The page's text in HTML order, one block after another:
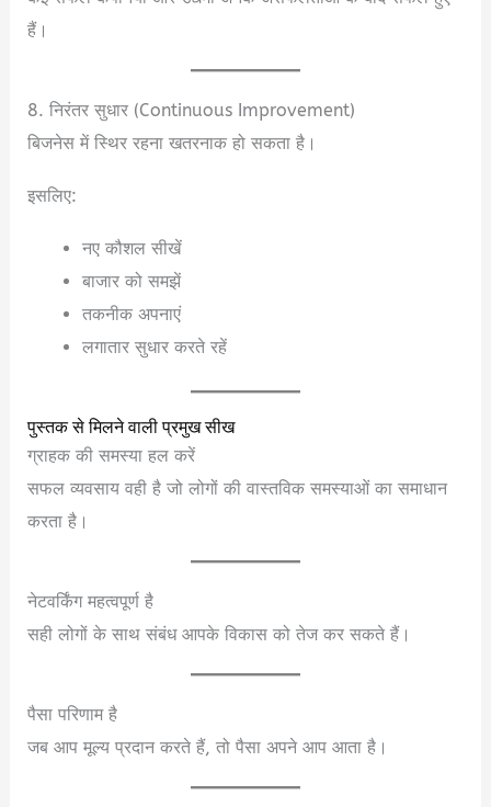
हैं।
8. निरंतर सुधार (Continuous Improvement)
बिजनेस में स्थिर रहना खतरनाक हो सकता है।
इसलिए:
नए कौशल सीखें
बाजार को समझें
तकनीक अपनाएं
लगातार सुधार करते रहें
पुस्तक से मिलने वाली प्रमुख सीख
ग्राहक की समस्या हल करें
सफल व्यवसाय वही है जो लोगों की वास्तविक समस्याओं का समाधान
करता है।
नेटवर्किंग महत्वपूर्ण है
सही लोगों के साथ संबंध आपके विकास को तेज कर सकते हैं।
पैसा परिणाम है
जब आप मूल्य प्रदान करते हैं, तो पैसा अपने आप आता है।